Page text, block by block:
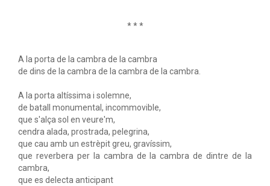
* * *
A la porta de la cambra de la cambra
de dins de la cambra de la cambra de la cambra.
A la porta altíssima i solemne,
de batall monumental, incommovible,
que s'alça sol en veure'm,
cendra alada, prostrada, pelegrina,
que cau amb un estrèpit greu, gravíssim,
que reverbera per la cambra de la cambra de dintre de la
cambra,
que es delecta anticipant